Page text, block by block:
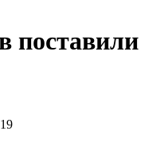
поставили